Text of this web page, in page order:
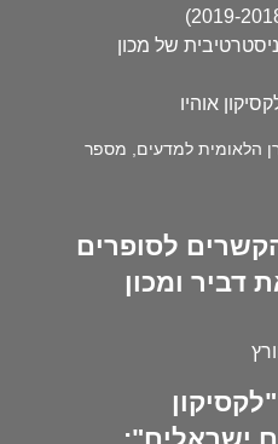
של מכון
אוהיו
הלאומית למדעים, מספר
לסופרים
דביר ומכון